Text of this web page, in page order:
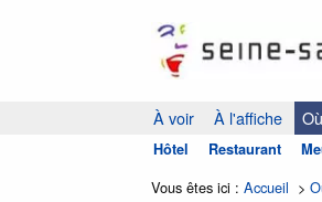
À voir À l'affiche
Hôtel Restaurant
Vous êtes ici : Accueil >